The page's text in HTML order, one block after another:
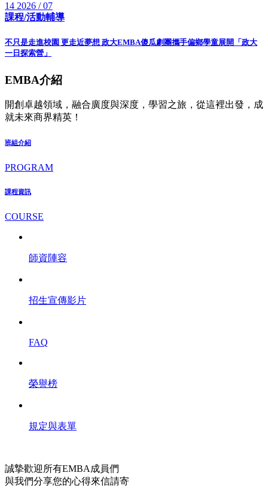
14 2026 / 07
課程/活動輔導
不只是走進校園 更走近夢想 政大EMBA傻瓜劇團攜手偏鄉學童展開「政大
一日探索營」
EMBA介紹
開創卓越領域，融合廣度與深度，學習之旅，從這裡出發，成
就未來商界精英！
班組介紹
PROGRAM
課程資訊
COURSE
師資陣容
招生宣傳影片
FAQ
榮譽榜
規定與表單
誠摯歡迎所有EMBA成員們
與我們分享您的心得來信請寄